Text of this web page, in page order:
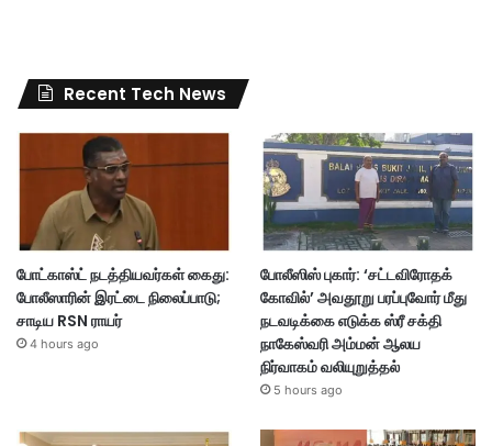
Recent Tech News
போட்காஸ்ட் நடத்தியவர்கள் கைது:
போலீஸாரின் இரட்டை நிலைப்பாடு;
சாடிய RSN ராயர்
4 hours ago
போலீஸிஸ் புகார்: ‘சட்டவிரோதக்
கோவில்’ அவதூறு பரப்புவோர் மீது
நடவடிக்கை எடுக்க ஸ்ரீ சக்தி
நாகேஸ்வரி அம்மன் ஆலய
நிர்வாகம் வலியுறுத்தல்
5 hours ago